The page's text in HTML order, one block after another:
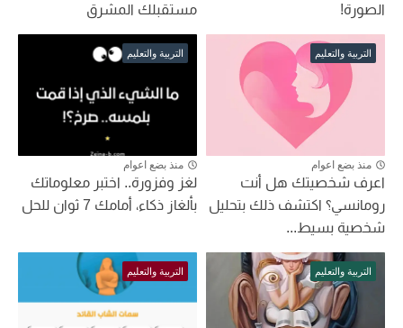
الصورة!
مستقبلك المشرق
التربية والتعليم
منذ بضع اعوام
اعرف شخصيتك هل أنت
رومانسي؟ اكتشف ذلك بتحليل
شخصية بسيط...
التربية والتعليم
منذ بضع اعوام
لغز وفزورة.. اختبر معلوماتك
بألغاز ذكاء، أمامك 7 ثوان للحل
التربية والتعليم التربية والتعليم